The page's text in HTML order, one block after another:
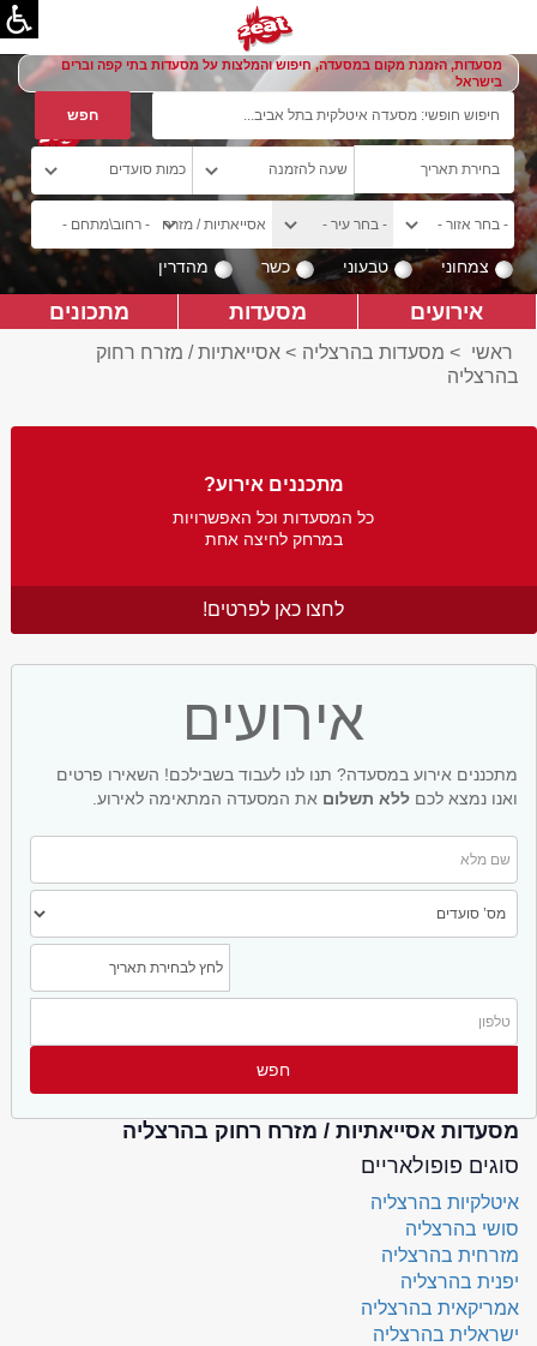
מסעדות, הזמנת מקום במסעדה, חיפוש והמלצות על מסעדות בתי קפה וברים
בישראל
צמחוני טבעוני כשר מהדרין
אירועים מסעדות מתכונים
ראשי > מסעדות בהרצליה > אסייאתיות / מזרח רחוק
בהרצליה
מתכננים אירוע?
כל המסעדות וכל האפשרויות
במרחק לחיצה אחת
לחצו כאן לפרטים!
אירועים
מתכננים אירוע במסעדה? תנו לנו לעבוד בשבילכם! השאירו פרטים
ואנו נמצא לכם ללא תשלום את המסעדה המתאימה לאירוע.
מסעדות אסייאתיות / מזרח רחוק בהרצליה
סוגים פופולאריים
איטלקיות בהרצליה
סושי בהרצליה
מזרחית בהרצליה
יפנית בהרצליה
אמריקאית בהרצליה
ישראלית בהרצליה